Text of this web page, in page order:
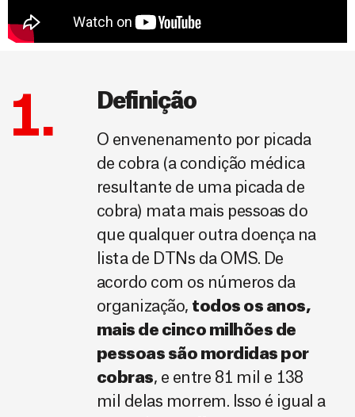
1. Definição
O envenenamento por picada
de cobra (a condição médica
resultante de uma picada de
cobra) mata mais pessoas do
que qualquer outra doença na
lista de DTNs da OMS. De
acordo com os números da
organização, todos os anos,
mais de cinco milhões de
pessoas são mordidas por
cobras, e entre 81 mil e 138
mil delas morrem. Isso é igual a